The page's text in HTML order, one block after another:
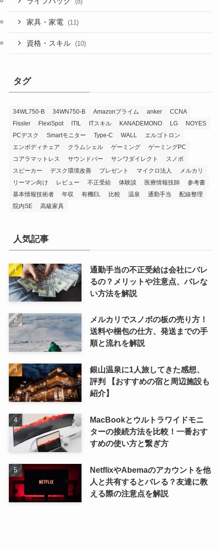
家具・家電 (11)
資格・スキル (10)
タグ
34WL750-B 34WN750-B Amazonプライム anker
CCNA
Fissler
FlexiSpot ITIL ITスキル KANADEMONO LG
NOYES
PCデスク
Smartモニター Type-C WALL
エルゴトロン
エンボディチェア
クラムシェル ゲーミング
ゲーミングPC
コアラマットレス
サウンドバー サンワダイレクト
スノボ
スピーカー
デスク環境改善 プレゼント マイクロ法人
メルカリ
リーマン向け
レビュー 不正受給 体験談 医療情報技師
参考書
基本情報技術者
年収 有機EL 比較 温泉 通勤手当
配線整理
院内SE
高級家具
人気記事
通勤手当の不正受給は会社にバレ
るの？メリットや注意点、バレな
い方法を解説
メルカリでスノボの板の売り方！
送料や梱包の仕方、発送までの手
順と流れを解説
銀山温泉に1人旅してきた感想、
評判 【おすすめの宿と周辺施設も
紹介】
MacBookとウルトラワイドモニ
ターの接続方法を比較！一番おす
すめの使い方と繋ぎ方
NetflixやAbemaのアカウントを他
人と共有するとバレる？友達に教
える際の注意点を解説